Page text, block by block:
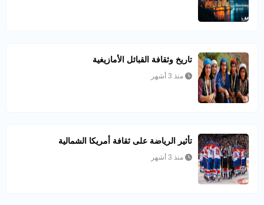
تاريخ وثقافة القبائل الأمازيغية
منذ 3 أشهر
تأثير الرياضة على ثقافة أمريكا الشمالية
منذ 3 أشهر